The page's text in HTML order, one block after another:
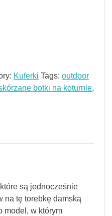
Kuferki Tags: outdoor
botki na koturnie,
są jednocześnie
na tę torebkę damską
model, w którym